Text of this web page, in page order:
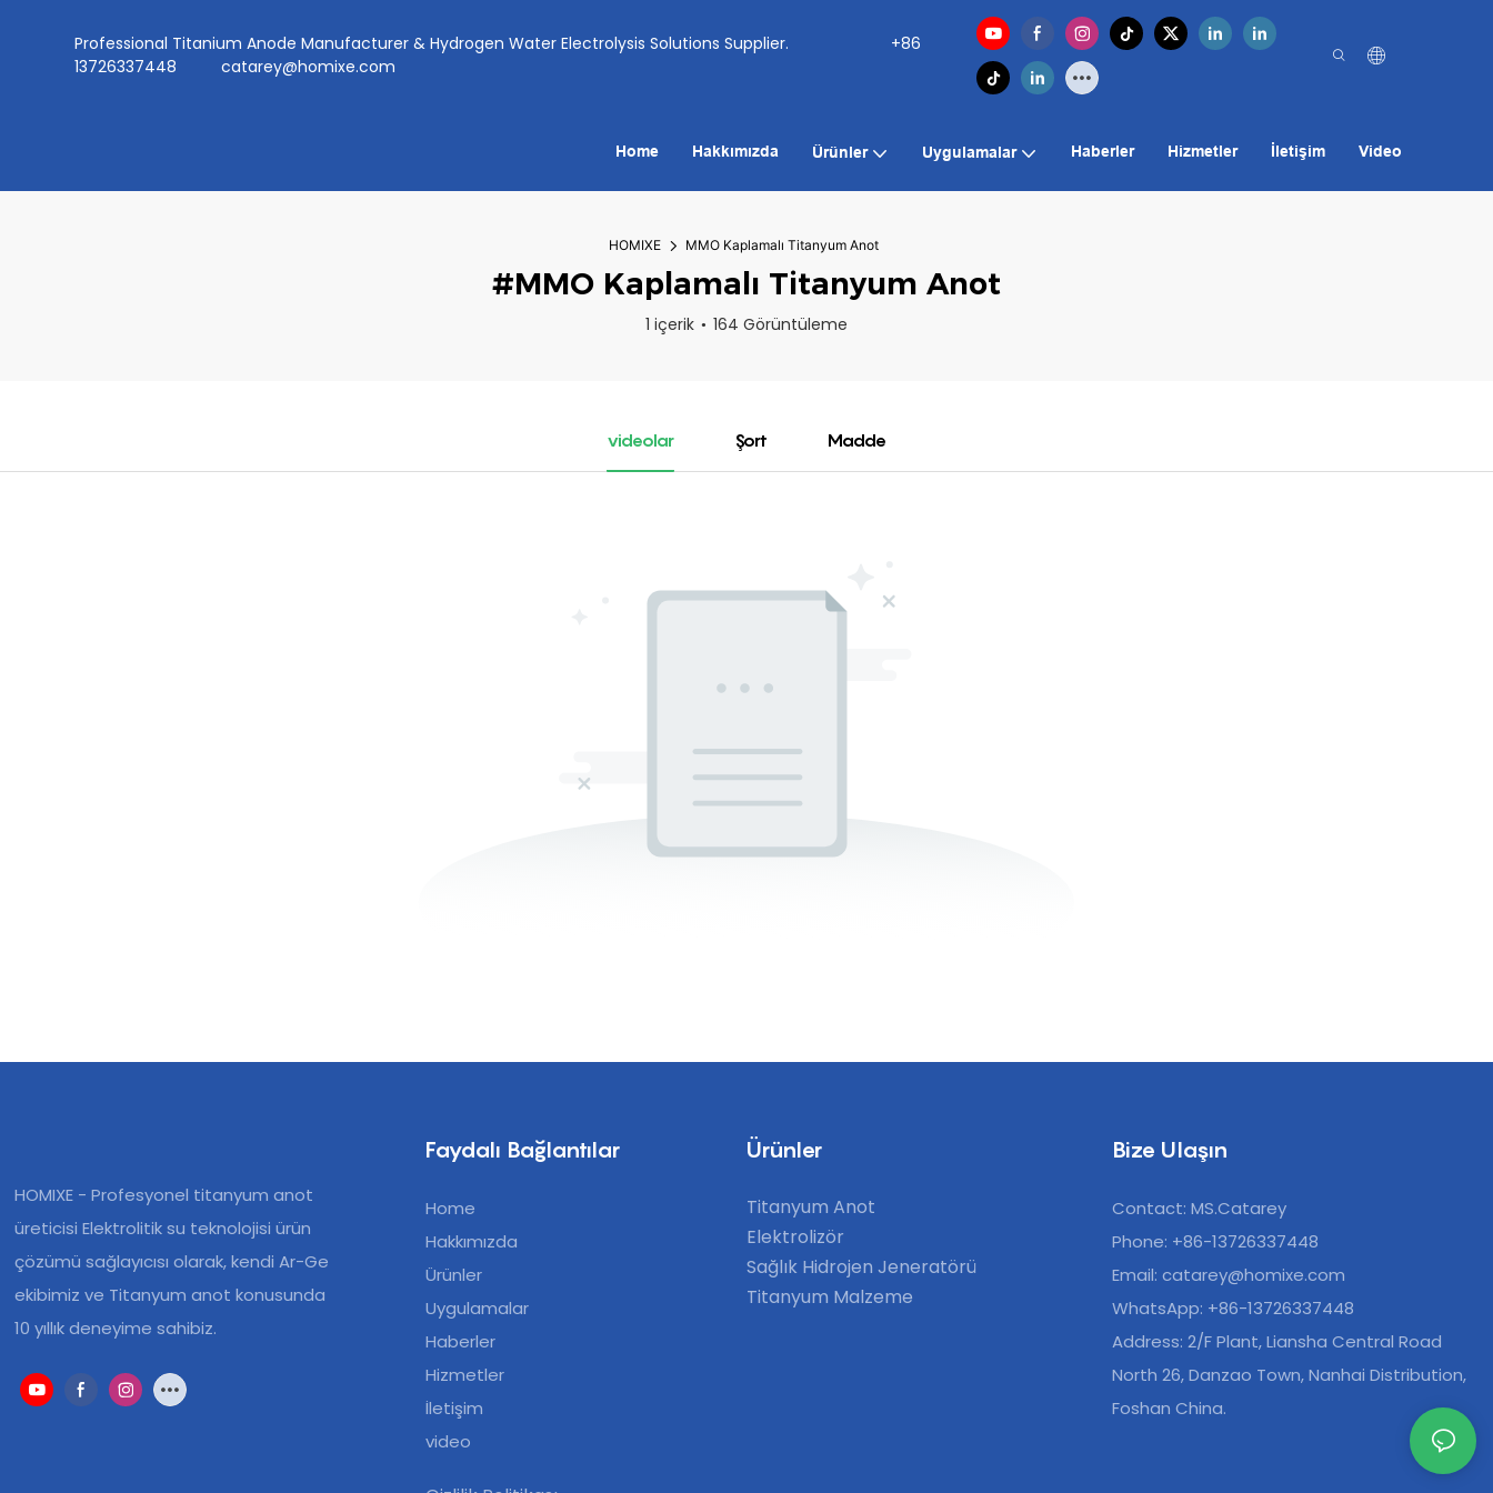
Professional Titanium Anode Manufacturer & Hydrogen Water Electrolysis Solutions Supplier.
+86
13726337448
catarey@homixe.com
Home Hakkımızda Ürünler Uygulamalar Haberler Hizmetler İletişim Video
HOMIXE MMO Kaplamalı Titanyum Anot
#MMO Kaplamalı Titanyum Anot
1 içerik 164 Görüntüleme
videolar Şort Madde
HOMIXE - Profesyonel titanyum anot
üreticisi Elektrolitik su teknolojisi ürün
çözümü sağlayıcısı olarak, kendi Ar-Ge
ekibimiz ve Titanyum anot konusunda
10 yıllık deneyime sahibiz.
Faydalı Bağlantılar
Home
Hakkımızda
Ürünler
Uygulamalar
Haberler
Hizmetler
İletişim
video
Ürünler
Titanyum Anot
Elektrolizör
Sağlık Hidrojen Jeneratörü
Titanyum Malzeme
Bize Ulaşın
Contact: MS.Catarey
Phone: +86-13726337448
Email:catarey@homixe.com
WhatsApp: +86-13726337448
Address: 2/F Plant, Liansha Central Road
North 26, Danzao Town, Nanhai Distribution,
Foshan China.